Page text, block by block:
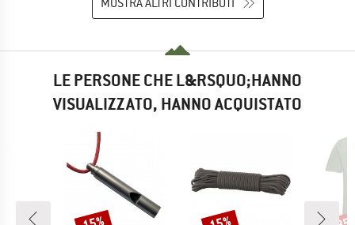
MOSTRA ALTRI CONTRIBUTI
LE PERSONE CHE L&RSQUO;HANNO
VISUALIZZATO, HANNO ACQUISTATO
Sconto Sconto